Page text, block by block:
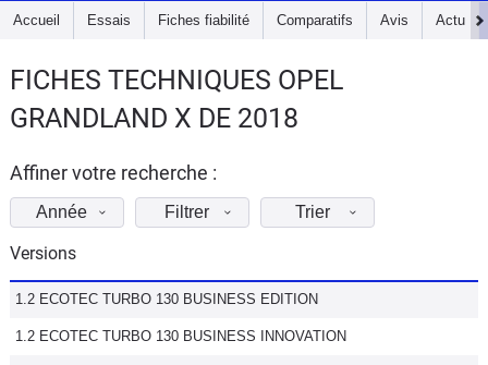
Essais
d'achat
Electriques
Utilitaires
Flottes
Accueil Essais Fiches fiabilité Comparatifs Avis Actu
FICHES TECHNIQUES OPEL
GRANDLAND X DE 2018
Affiner votre recherche :
Année Filtrer Trier
Versions
1.2 ECOTEC TURBO 130 BUSINESS EDITION
1.2 ECOTEC TURBO 130 BUSINESS INNOVATION